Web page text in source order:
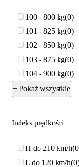
100 - 800 kg 0
101 - 825 kg 0
102 - 850 kg 0
103 - 875 kg 0
104 - 900 kg 0
+ Pokaż wszystkie
Indeks prędkości
H do 210 km/h 0
L do 120 km/h 0